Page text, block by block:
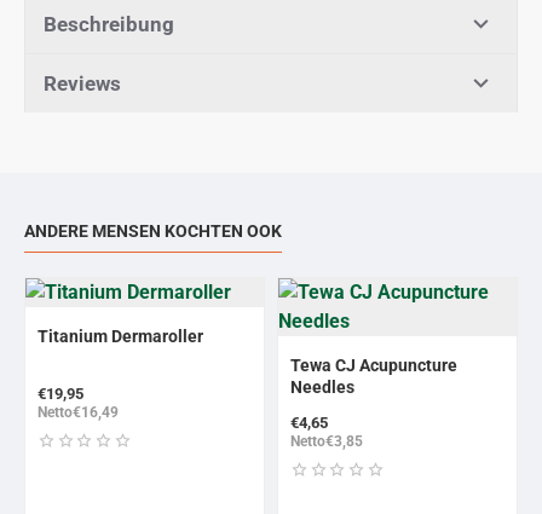
Beschreibung
Reviews
ANDERE MENSEN KOCHTEN OOK
Titanium Dermaroller
€19,95
Netto€16,49 BEST VERKOCHT
Tewa CJ Acupuncture
Needles
€4,65
Netto€3,85